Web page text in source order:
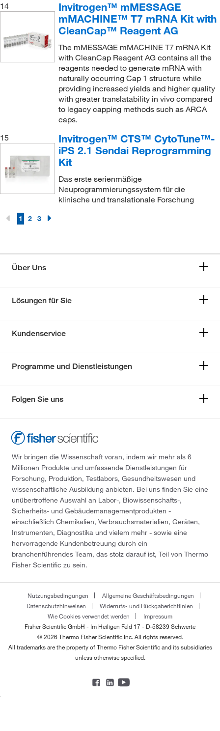
14
Invitrogen™ mMESSAGE
mMACHINE™ T7 mRNA Kit with
CleanCap™ Reagent AG
The mMESSAGE mMACHINE T7 mRNA Kit
with CleanCap Reagent AG contains all the
reagents needed to generate mRNA with
naturally occurring Cap 1 structure while
providing increased yields and higher quality
with greater translatability in vivo compared
to legacy capping methods such as ARCA
caps.
15
Invitrogen™ CTS™ CytoTune™-
iPS 2.1 Sendai Reprogramming
Kit
Das erste serienmäßige
Neuprogrammierungssystem für die
klinische und translationale Forschung
1 2 3
Über Uns
Lösungen für Sie
Kundenservice
Programme und Dienstleistungen
Folgen Sie uns
Wir bringen die Wissenschaft voran, indem wir mehr als 6
Millionen Produkte und umfassende Dienstleistungen für
Forschung, Produktion, Testlabors, Gesundheitswesen und
wissenschaftliche Ausbildung anbieten. Bei uns finden Sie eine
unübertroffene Auswahl an Labor-, Biowissenschafts-,
Sicherheits- und Gebäudemanagementprodukten -
einschließlich Chemikalien, Verbrauchsmaterialien, Geräten,
Instrumenten, Diagnostika und vielem mehr - sowie eine
hervorragende Kundenbetreuung durch ein
branchenführendes Team, das stolz darauf ist, Teil von Thermo
Fisher Scientific zu sein.
Nutzungsbedingungen
Allgemeine Geschäftsbedingungen
Datenschutzhinweisen
Widerrufs- und Rückgaberichtlinien
Wie Cookies verwendet werden
Impressum
Fisher Scientific GmbH - Im Heiligen Feld 17 - D-58239 Schwerte
© 2026 Thermo Fisher Scientific Inc. All rights reserved.
All trademarks are the property of Thermo Fisher Scientific and its subsidiaries
unless otherwise specified.